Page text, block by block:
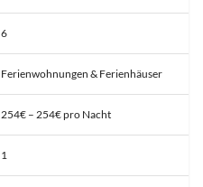
6
Ferienwohnungen & Ferienhäuser
254€ – 254€ pro Nacht
1